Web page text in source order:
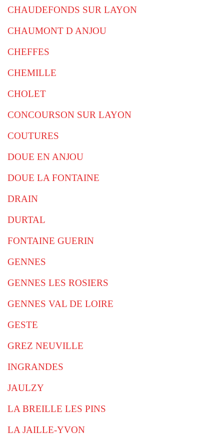
CHAUDEFONDS SUR LAYON
CHAUMONT D ANJOU
CHEFFES
CHEMILLE
CHOLET
CONCOURSON SUR LAYON
COUTURES
DOUE EN ANJOU
DOUE LA FONTAINE
DRAIN
DURTAL
FONTAINE GUERIN
GENNES
GENNES LES ROSIERS
GENNES VAL DE LOIRE
GESTE
GREZ NEUVILLE
INGRANDES
JAULZY
LA BREILLE LES PINS
LA JAILLE-YVON